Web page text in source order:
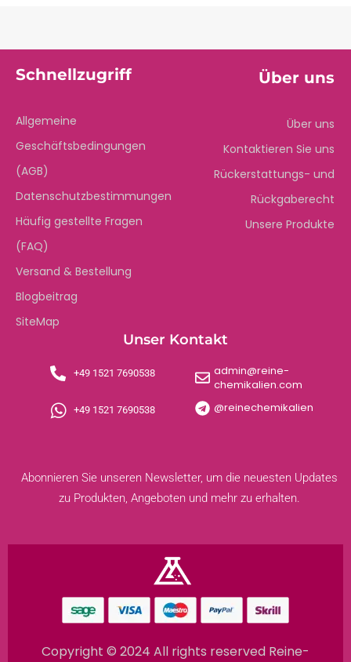
Schnellzugriff
Allgemeine
Geschäftsbedingungen
(AGB)
Datenschutzbestimmungen
Häufig gestellte Fragen
(FAQ)
Versand & Bestellung
Blogbeitrag
SiteMap
Über uns
Über uns
Kontaktieren Sie uns
Rückerstattungs- und
Rückgaberecht
Unsere Produkte
Unser Kontakt
+49 1521 7690538
+49 1521 7690538
admin@reine-
chemikalien.com
@reinechemikalien
Abonnieren Sie unseren Newsletter, um die neuesten Updates
zu Produkten, Angeboten und mehr zu erhalten.
Copyright © 2024 All rights reserved Reine-